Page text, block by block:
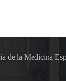
de la Medicina